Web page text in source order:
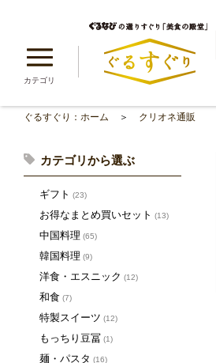
カテゴリ
ぐるすぐり：ホーム クリオネ通販
カテゴリから選ぶ
ギフト (23)
お得なまとめ買いセット (13)
中国料理 (65)
韓国料理 (9)
洋食・エスニック (12)
和食 (7)
特製スイーツ (12)
もっちり豆冨 (1)
麺・パスタ (16)